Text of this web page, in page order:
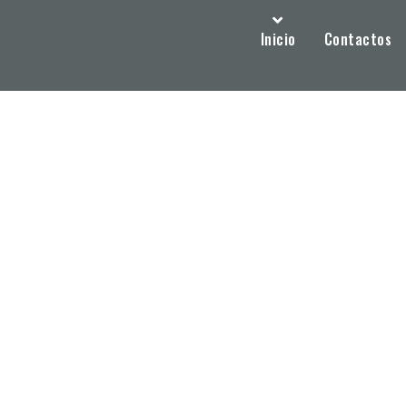
Inicio Contactos